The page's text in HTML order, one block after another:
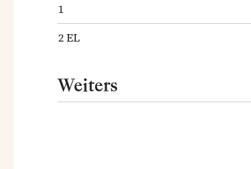
1
2EL
Weiters